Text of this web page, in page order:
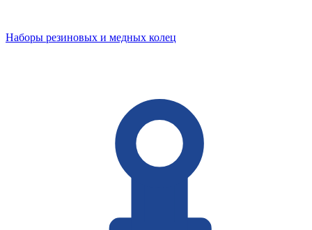
Наборы резиновых и медных колец